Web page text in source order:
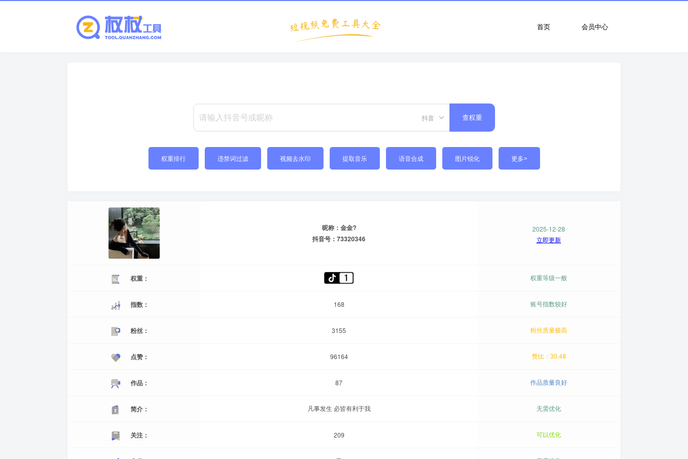
会员中心
首页
抖音 查权重
权重排行 违禁词过滤 视频去水印 提取音乐 语音合成 图片锐化 更多>
昵称：金金?
抖音号：73320346
2025-12-28
立即更新
权重： 权重等级一般
指数： 168 账号指数较好
粉丝： 3155 粉丝质量极高
点赞： 96164 赞比：30.48
作品： 87 作品质量良好
简介： 凡事发生 必皆有利于我 无需优化
关注： 209 可以优化